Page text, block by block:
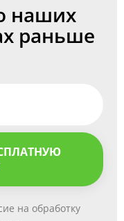
наших
раньше
на обработку